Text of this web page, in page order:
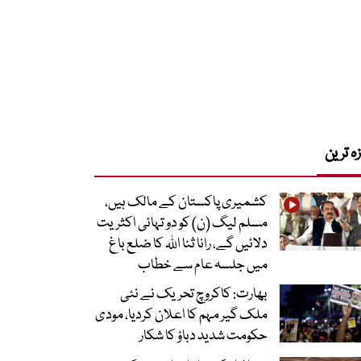
ترین
کشمیری پاکستان کے مالک ہیں،
مسلم لیگ (ن) کو دو تہائی اکثریت
دلائیں گے، رانا ثنا اللہ کا ضلع باغ
میں جلسہ عام سے خطاب
بھارت: کاکروچ تحریک نے نئی
ملک گیر مہم کا اعلان کردیا، مودی
حکومت شدید دباؤ کا شکار